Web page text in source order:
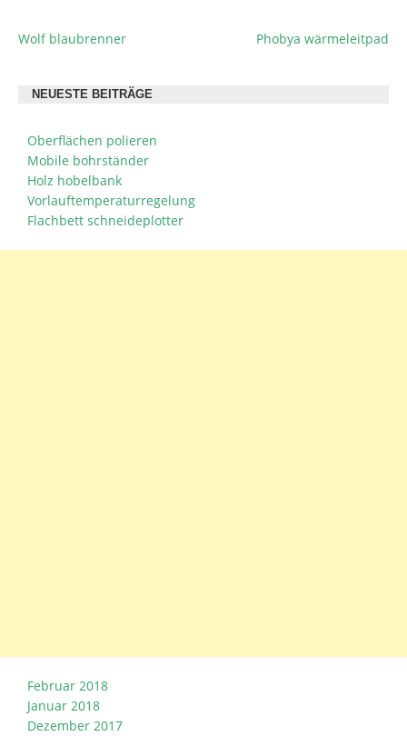
BEITRAGSNAVIGATION
Wolf blaubrenner Phobya wärmeleitpad
NEUESTE BEITRÄGE
Oberflächen polieren
Mobile bohrständer
Holz hobelbank
Vorlauftemperaturregelung
Flachbett schneideplotter
Februar 2018
Januar 2018
Dezember 2017